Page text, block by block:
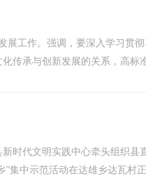
展工作。强调，要深入学习贯
传承与创新发展的关系，高标
时代文明实践中心牵头组织县
集中示范活动在达雄乡达瓦村